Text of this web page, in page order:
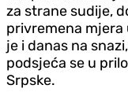
za strane sudije,
privremena mjera
je i danas na
podsjeća se u
Srpske.